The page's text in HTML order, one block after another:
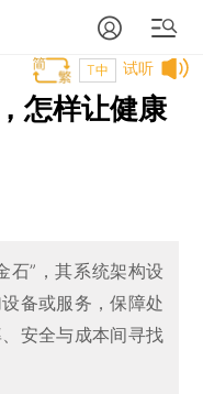
试听
T中
怎样让健康
石”，其系统架构设
备或服务，保障处
安全与成本间寻找